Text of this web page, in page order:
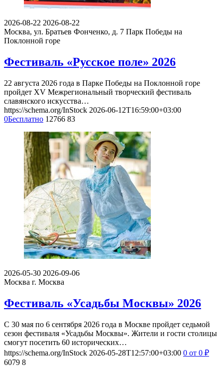
2026-08-22 2026-08-22
Москва, ул. Братьев Фонченко, д. 7 Парк Победы на
Поклонной горе
Фестиваль «Русское поле» 2026
22 августа 2026 года в Парке Победы на Поклонной горе
пройдет XV Межрегиональный творческий фестиваль
славянского искусства…
https://schema.org/InStock 2026-06-12T16:59:00+03:00
0Бесплатно 12766 83
2026-05-30 2026-09-06
Москва г. Москва
Фестиваль «Усадьбы Москвы» 2026
С 30 мая по 6 сентября 2026 года в Москве пройдет седьмой
сезон фестиваля «Усадьбы Москвы». Жители и гости столицы
смогут посетить 60 исторических…
https://schema.org/InStock 2026-05-28T12:57:00+03:00 0 от 0 ₽
6079 8